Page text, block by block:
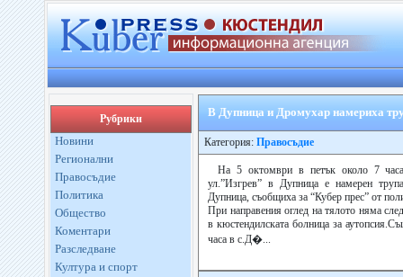
Рубрики
Новини
Регионални
Правосъдие
Политика
Общество
Коментари
Разследване
Култура и спорт
В Дупница и Дромухар намериха
Категория: Правосъдие
На 5 октомври в петък около 7
ул.”Изгрев” в Дупница е намерен
Дупница, съобщиха за “Кубер прес” от
При направения оглед на тялото няма
в кюстендилската болница за
часа в с.Д�...